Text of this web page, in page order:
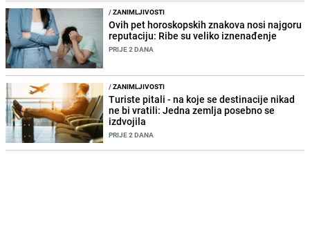
/ZANIMLJIVOSTI
Ovih pet horoskopskih znakova nosi najgoru
reputaciju: Ribe su veliko iznenađenje
PRIJE 2 DANA
/ZANIMLJIVOSTI
Turiste pitali - na koje se destinacije nikad
ne bi vratili: Jedna zemlja posebno se
izdvojila
PRIJE 2 DANA